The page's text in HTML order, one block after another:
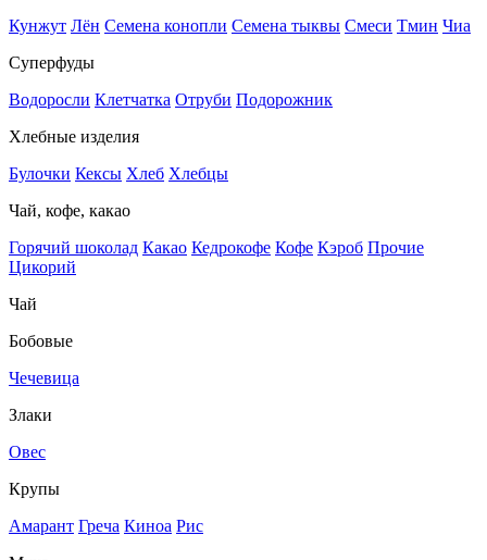
Кунжут Лён Семена конопли Семена тыквы Смеси Тмин Чиа
Суперфуды
Водоросли Клетчатка Отруби Подорожник
Хлебные изделия
Булочки Кексы Хлеб Хлебцы
Чай, кофе, какао
Горячий шоколад Какао Кедрокофе Кофе Кэроб Прочие
Цикорий
Чай
Бобовые
Чечевица
Злаки
Овес
Крупы
Амарант Греча Киноа Рис